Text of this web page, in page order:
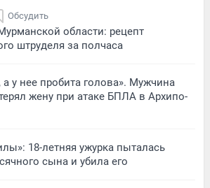
Обсудить
области: рецепт
штруделя за полчаса
у нее пробита голова». Мужчина
жену при атаке БПЛА в Архипо-
18-летняя ужурка пыталась
сына и убила его